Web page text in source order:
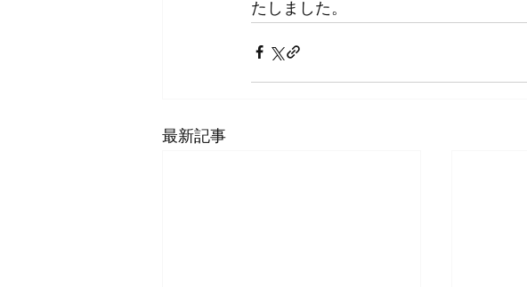
たしました。
最新記事